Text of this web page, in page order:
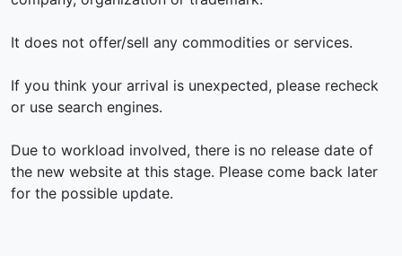
It does not offer/sell any commodities or services.
If you think your arrival is unexpected, please recheck
or use search engines.
Due to workload involved, there is no release date of
the new website at this stage. Please come back later
for the possible update.